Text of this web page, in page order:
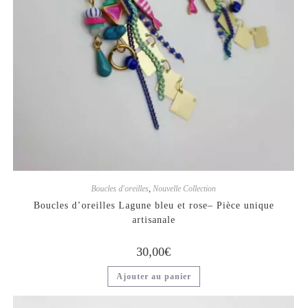
Boucles d'oreilles, Nouvelle Collection
Boucles d’oreilles Lagune bleu et rose– Pièce unique
artisanale
30,00€
Ajouter au panier